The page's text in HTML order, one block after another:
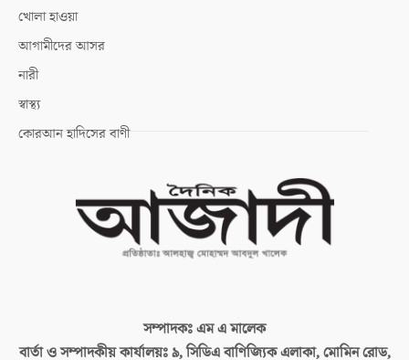
খোলা হাওয়া
আগামীদের আসর
নারী
স্বাস্থ্য
কোরআন হাদিসের বাণী
সম্পাদকঃএম এ মালেক
বার্তা ও সম্পাদকীয় কার্যালয়ঃ৯, সিডিএ বাণিজ্যিক এলাকা, মোমিন রোড,